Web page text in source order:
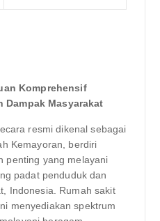
Komprehensif
Dampak Masyarakat
resmi dikenal sebagai
Kemayoran, berdiri
penting yang melayani
padat penduduk dan
Indonesia. Rumah sakit
menyediakan spektrum